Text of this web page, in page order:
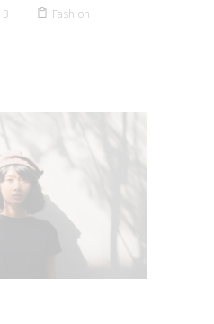
3 Fashion